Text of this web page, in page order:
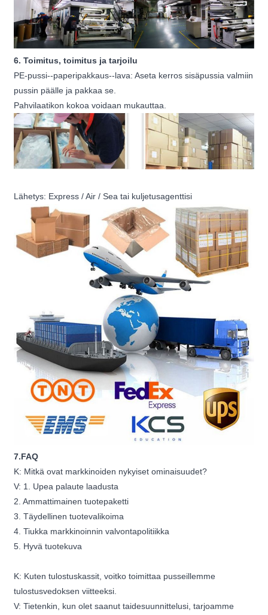
6. Toimitus, toimitus ja tarjoilu
PE-pussi--paperipakkaus--lava: Aseta kerros sisäpussia valmiin
pussin päälle ja pakkaa se.
Pahvilaatikon kokoa voidaan mukauttaa.
Lähetys: Express / Air / Sea tai kuljetusagenttisi
7.FAQ
K: Mitkä ovat markkinoiden nykyiset ominaisuudet?
V: 1. Upea palaute laadusta
2. Ammattimainen tuotepaketti
3. Täydellinen tuotevalikoima
4. Tiukka markkinoinnin valvontapolitiikka
5. Hyvä tuotekuva
K: Kuten tulostuskassit, voitko toimittaa pusseillemme
tulostusvedoksen viitteeksi.
V: Tietenkin, kun olet saanut taidesuunnittelusi, tarjoamme